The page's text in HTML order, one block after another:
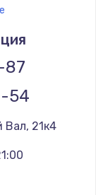
87
54
Вал, 21к4